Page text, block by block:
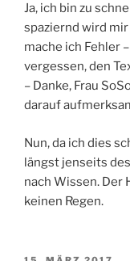
Ja, ich bin zu
spaziernd wird
mache ich Fehler
vergessen, den
– Danke, Frau
darauf
Nun, da ich dies
längst jenseits
nach Wissen. Der
keinen Regen.